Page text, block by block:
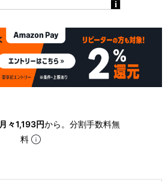
月々1,193円から。分割手数料無
料